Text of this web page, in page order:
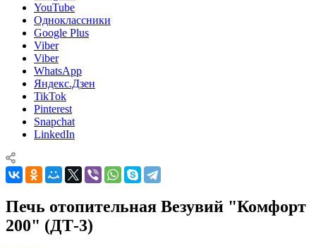
YouTube
Одноклассники
Google Plus
Viber
Viber
WhatsApp
Яндекс.Дзен
TikTok
Pinterest
Snapchat
LinkedIn
Печь отопительная Везувий "Комфорт
200" (ДТ-3)